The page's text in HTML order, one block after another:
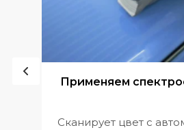
Применяем
Сканирует цвет с